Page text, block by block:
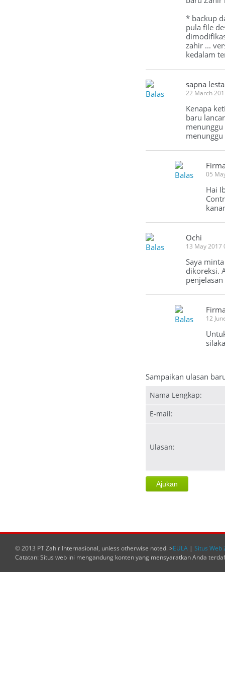
* backup
pula file
zahir ...
kedalam
Balas
sapna
22 March
Kenapa
baru
Balas 05
Hai
Balas
Ochi
13 May 2017
Saya
dikoreksi.
Balas 12
Sampaikan ulasan
Nama Lengkap:
E-mail:
Ulasan:
© 2013 PT Zahir Internasional, unless otherwise noted. >EULA | Situs Web
Catatan: Situs web ini mengandung konten yang mensyaratkan Anda